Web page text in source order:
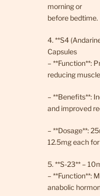
morning or
before bedtime.
4. **S4
Capsules
– **Function**:
reducing
– **Benefits**:
and improved
– **Dosage**:
12.5mg each
5. **S-23** –
– **Function**:
anabolic